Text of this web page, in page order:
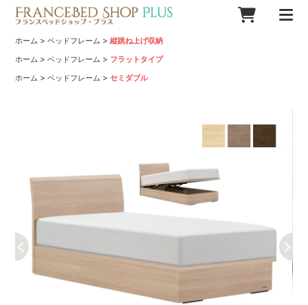
ホーム >ベッドフレーム >縦跳ね上げ収納
ホーム >ベッドフレーム > フラットタイプ
ホーム >ベッドフレーム >セミダブル